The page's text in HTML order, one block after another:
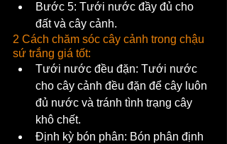
Bước 5: Tưới nước đầy đủ cho
đất và cây cảnh.
2 Cách chăm sóc cây cảnh trong chậu
sứ trắng giá tốt:
Tưới nước đều đặn: Tưới nước
cho cây cảnh đều đặn để cây luôn
đủ nước và tránh tình trạng cây
khô chết.
Định kỳ bón phân: Bón phân định